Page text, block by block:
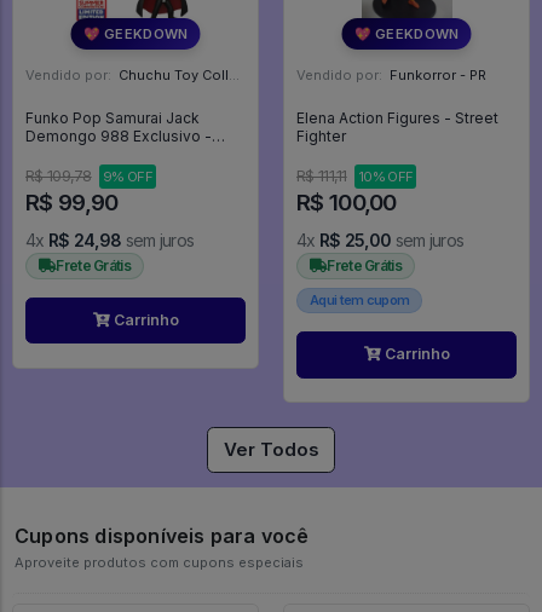
💖 GEEKDOWN
Vendido por: Chuchu Toy Collection - SP
Funko Pop Samurai Jack
Demongo 988 Exclusivo -
R$ 109,78
9% OFF
R$ 99,90
4x R$ 24,98 sem juros
Frete Grátis
Carrinho
💖 GEEKDOWN
Vendido por: Funkorror - PR
Elena Action Figures - Street
Fighter
R$ 111,11 10% OFF
R$ 100,00
4x R$ 25,00 sem juros
Frete Grátis
Aqui tem cupom
Carrinho
Ver Todos
Cupons disponíveis para você
Aproveite produtos com cupons especiais